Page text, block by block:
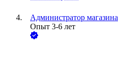
Администратор магазина
Опыт 3-6 лет